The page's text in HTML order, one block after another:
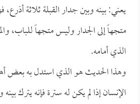
يعني: بينه وبين جدار القبلة ثلاثة
متجهاً إلى الجدار وليس متجهاً للباب،
الذي أمامه.
وهذا الحديث هو الذي استدل به بعض
الإنسان إذا لم يكن له سترة فإنه يترك